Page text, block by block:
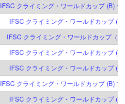
IFSC クライミング・ワールドカップ (B)
IFSC クライミング・ワールドカップ
IFSC クライミング・ワールドカップ（B
IFSC クライミング・ワールドカップ
IFSC クライミング・ワールドカップ
IFSC クライミング・ワールドカップ (B)
IFSC クライミング・ワールドカップ